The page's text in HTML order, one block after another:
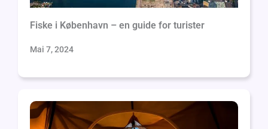
Fiske i København – en guide for turister
Mai 7, 2024